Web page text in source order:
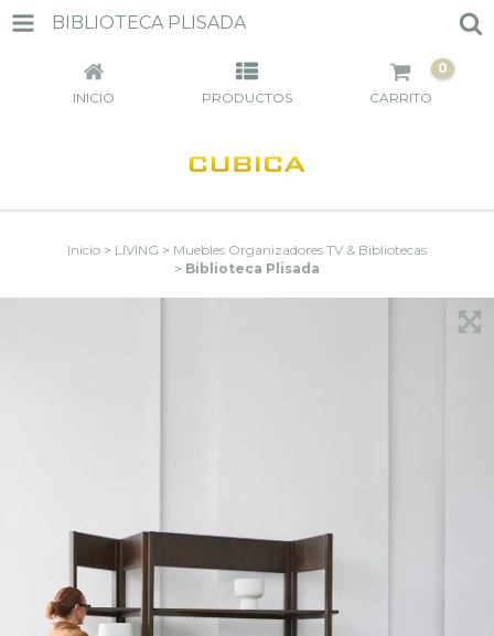
BIBLIOTECA PLISADA
INICIO PRODUCTOS CARRITO
0
Inicio > LIVING > Muebles Organizadores TV & Bibliotecas
> Biblioteca Plisada